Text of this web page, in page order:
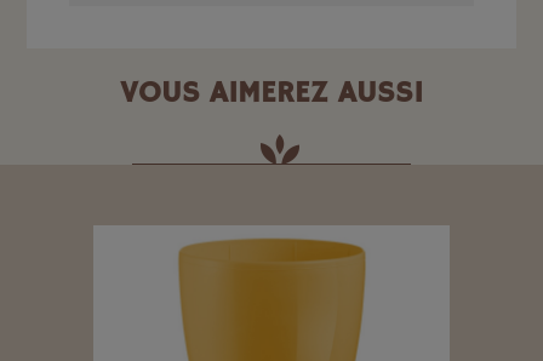
VOUS AIMEREZ AUSSI